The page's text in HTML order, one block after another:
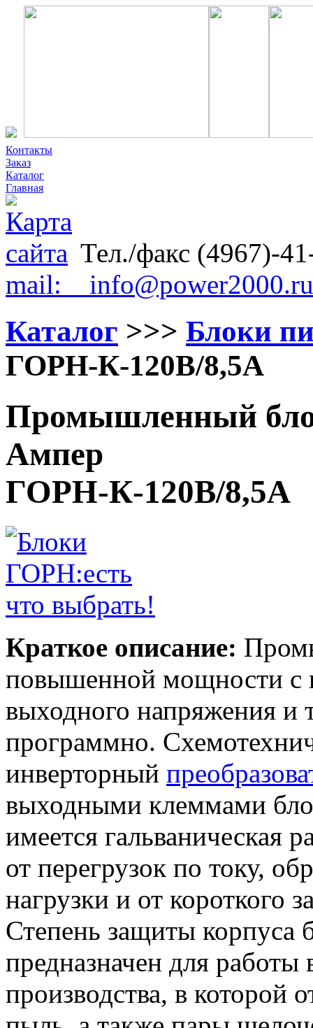
Контакты
Заказ
Каталог
Главная
Тел./факс (4967)-
mail: info@power2000.ru
Каталог >>> Блоки
ГОРН-К-120В/8,5А
Промышленный
Ампер
ГОРН-К-120В/8,5А
Краткое описание:
повышенной мощности с
выходного напряжения и
программно.
инверторный
выходными клеммами
имеется гальваническая
от перегрузок по току,
нагрузки и от короткого
Степень защиты корпуса
предназначен для
производства, в которой